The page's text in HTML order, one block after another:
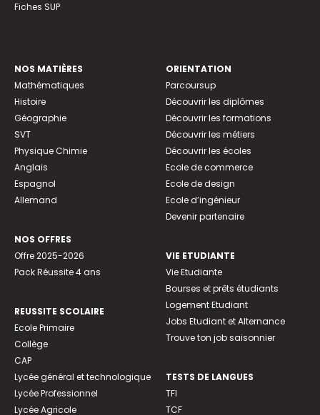
Fiches SUP
NOS MATIÈRES
Mathématiques
Histoire
Géographie
SVT
Physique Chimie
Anglais
Espagnol
Allemand
NOS OFFRES
Offre 2025-2026
Pack Réussite 4 ans
REUSSITE SCOLAIRE
Ecole Primaire
Collège
CAP
Lycée général et technologique
Lycée Professionnel
Lycée Agricole
ORIENTATION
Parcoursup
Découvrir les diplômes
Découvrir les formations
Découvrir les métiers
Découvrir les écoles
Ecole de commerce
Ecole de design
Ecole d’ingénieur
Devenir partenaire
VIE ETUDIANTE
Vie Etudiante
Bourses et prêts étudiants
Logement Etudiant
Jobs Etudiant et Alternance
Trouve ton job saisonnier
TESTS DE LANGUES
TFI
TCF